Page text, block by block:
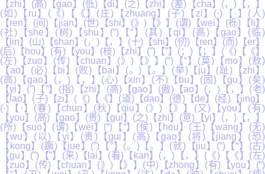
【zhi】(高)【gao】(低)【di】(之)【zhi】(差)【cha】(，)【，】
(如)【ru】(《)【《】(庄)【zhuang】(子)【zi】(·)【·】(人)
【ren】(间)【jian】(世)【shi】(》)【》】(谓)【wei】(栎)【li】
(社)【she】(树)【shu】(“)【“】(其)【qi】(高)【gao】(临)
【lin】(山)【shan】(，)【，】(十)【shi】(仞)【ren】(而)【er】
(后)【hou】(有)【you】(枝)【zhi】(”)【”】(；)【；】(《)【《】
(左)【zuo】(传)【chuan】(》)【》】(“)【“】(莫)【mo】(敖)
【ao】(必)【bi】(败)【bai】(。)【。】(举)【ju】(趾)【zhi】
(高)【gao】(，)【，】(心)【xin】(不)【bu】(固)【gu】(矣)
【yi】(”)【”】(指)【zhi】(高)【gao】(傲)【ao】(，)【，】(老)
【lao】(子)【zi】(《)【《】(道)【dao】(德)【de】(经)【jing】
(·)【·】(春)【chun】(秋)【qiu】(》)【》】(又)【you】(有)
【you】(高)【gao】(贵)【gui】(之)【zhi】(意)【yi】(，)【，】
(所)【suo】(谓)【wei】(“)【“】(侯)【hou】(王)【wang】(无)
【wu】(以)【yi】(贵)【gui】(高)【gao】(将)【jiang】(恐)
【kong】(蹶)【jue】(”)【”】(。)【。】(就)【jiu】(“)【“】(古)
【gu】(”)【”】(来)【lai】(看)【kan】(，)【，】(《)【《】(左)
【zuo】(传)【chuan】(》)【》】(中)【zhong】(有)【you】(“)